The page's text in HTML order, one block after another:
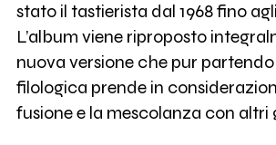
stato il tastierista dal 1968 fino
L’album viene riproposto
nuova versione che pur
filologica prende in
fusione e la mescolanza con altri